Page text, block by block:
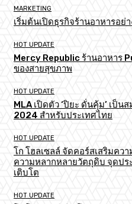
MARKETING
เริ่มต้นเปิดธุรกิจร้านอาหารอย่
HOT UPDATE
Mercy Republic ร้านอาหาร
ของสายสุขภาพ
HOT UPDATE
MLA เปิดตัว ‘ปิยะ ดั่นคุ้ม’ เป็
2024 สำหรับประเทศไทย
HOT UPDATE
โก โฮลเซลล์ จัดคอร์สเสริมค
ความหลากหลายวัตถุดิบ จุดป
เติบโต
HOT UPDATE